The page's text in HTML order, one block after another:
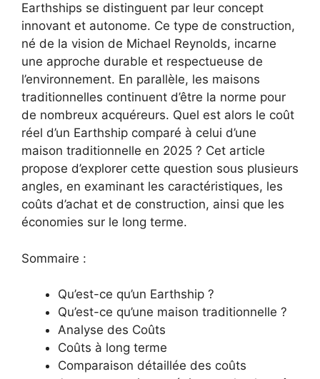
Earthships se distinguent par leur concept
innovant et autonome. Ce type de construction,
né de la vision de Michael Reynolds, incarne
une approche durable et respectueuse de
l’environnement. En parallèle, les maisons
traditionnelles continuent d’être la norme pour
de nombreux acquéreurs. Quel est alors le coût
réel d’un Earthship comparé à celui d’une
maison traditionnelle en 2025 ? Cet article
propose d’explorer cette question sous plusieurs
angles, en examinant les caractéristiques, les
coûts d’achat et de construction, ainsi que les
économies sur le long terme.
Sommaire :
Qu’est-ce qu’un Earthship ?
Qu’est-ce qu’une maison traditionnelle ?
Analyse des Coûts
Coûts à long terme
Comparaison détaillée des coûts